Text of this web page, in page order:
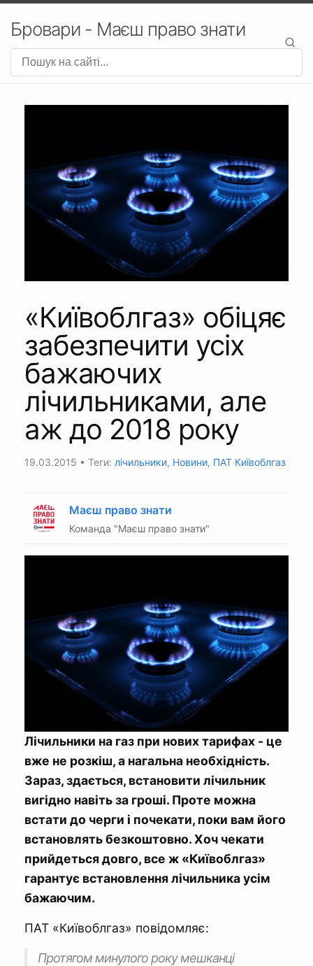
Бровари - Маєш право знати
«Київоблгаз» обіцяє
забезпечити усіх
бажаючих
лічильниками, але
аж до 2018 року
19.03.2015 • Теги: лічильники, Новини, ПАТ Київоблгаз
Маєш право знати
Команда "Маєш право знати"
Лічильники на газ при нових тарифах - це
вже не розкіш, а нагальна необхідність.
Зараз, здається, встановити лічильник
вигідно навіть за гроші. Проте можна
встати до черги і почекати, поки вам його
встановлять безкоштовно. Хоч чекати
прийдеться довго, все ж «Київоблгаз»
гарантує встановлення лічильника усім
бажаючим.
ПАТ «Київоблгаз» повідомляє:
Протягом минулого року мешканці